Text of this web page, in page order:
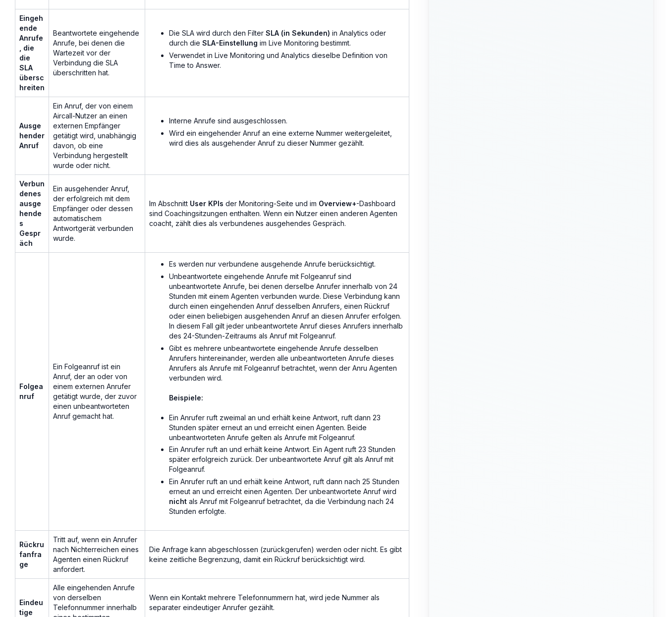
Eingeh
ende
Anrufe
, die
die
SLA
übersc
hreiten
Beantwortete eingehende
Anrufe, bei denen die
Wartezeit vor der
Verbindung die SLA
überschritten hat.
Die SLA wird durch den Filter SLA (in Sekunden) in Analytics oder
durch die SLA-Einstellung im Live Monitoring bestimmt.
Verwendet in Live Monitoring und Analytics dieselbe Definition von
Time to Answer.
Ausge
hender
Anruf
Ein Anruf, der von einem
Aircall-Nutzer an einen
externen Empfänger
getätigt wird, unabhängig
davon, ob eine
Verbindung hergestellt
wurde oder nicht.
Interne Anrufe sind ausgeschlossen.
Wird ein eingehender Anruf an eine externe Nummer weitergeleitet,
wird dies als ausgehender Anruf zu dieser Nummer gezählt.
Verbun
denes
ausge
hende
s
Gespr
äch
Ein ausgehender Anruf,
der erfolgreich mit dem
Empfänger oder dessen
automatischem
Antwortgerät verbunden
wurde.
Im Abschnitt User KPIs der Monitoring-Seite und im Overview+-Dashboard
sind Coachingsitzungen enthalten. Wenn ein Nutzer einen anderen Agenten
coacht, zählt dies als verbundenes ausgehendes Gespräch.
Folgea
nruf
Ein Folgeanruf ist ein
Anruf, der an oder von
einem externen Anrufer
getätigt wurde, der zuvor
einen unbeantworteten
Anruf gemacht hat.
Es werden nur verbundene ausgehende Anrufe berücksichtigt.
Unbeantwortete eingehende Anrufe mit Folgeanruf sind
unbeantwortete Anrufe, bei denen derselbe Anrufer innerhalb von 24
Stunden mit einem Agenten verbunden wurde. Diese Verbindung kann
durch einen eingehenden Anruf desselben Anrufers, einen Rückruf
oder einen beliebigen ausgehenden Anruf an diesen Anrufer erfolgen.
In diesem Fall gilt jeder unbeantwortete Anruf dieses Anrufers innerhalb
des 24-Stunden-Zeitraums als Anruf mit Folgeanruf.
Gibt es mehrere unbeantwortete eingehende Anrufe desselben
Anrufers hintereinander, werden alle unbeantworteten Anrufe dieses
Anrufers als Anrufe mit Folgeanruf betrachtet, wenn der Anru Agenten
verbunden wird.
Beispiele:
Ein Anrufer ruft zweimal an und erhält keine Antwort, ruft dann 23
Stunden später erneut an und erreicht einen Agenten. Beide
unbeantworteten Anrufe gelten als Anrufe mit Folgeanruf.
Ein Anrufer ruft an und erhält keine Antwort. Ein Agent ruft 23 Stunden
später erfolgreich zurück. Der unbeantwortete Anruf gilt als Anruf mit
Folgeanruf.
Ein Anrufer ruft an und erhält keine Antwort, ruft dann nach 25 Stunden
erneut an und erreicht einen Agenten. Der unbeantwortete Anruf wird
nicht als Anruf mit Folgeanruf betrachtet, da die Verbindung nach 24
Stunden erfolgte.
Rückru
fanfra
ge
Tritt auf, wenn ein Anrufer
nach Nichterreichen eines
Agenten einen Rückruf
anfordert.
Die Anfrage kann abgeschlossen (zurückgerufen) werden oder nicht. Es gibt
keine zeitliche Begrenzung, damit ein Rückruf berücksichtigt wird.
Eindeu
tige
Alle eingehenden Anrufe
von derselben
Telefonnummer innerhalb
Wenn ein Kontakt mehrere Telefonnummern hat, wird jede Nummer als
separater eindeutiger Anrufer gezählt.